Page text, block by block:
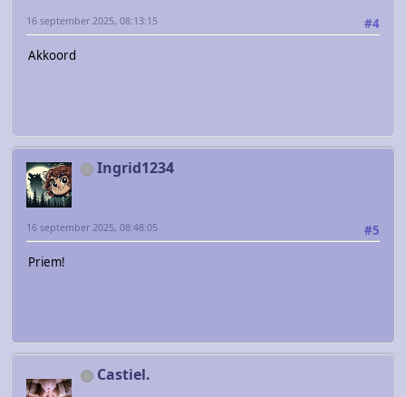
#4
16 september 2025, 08:13:15
Akkoord
Ingrid1234
#5
16 september 2025, 08:48:05
Priem!
Castiel.